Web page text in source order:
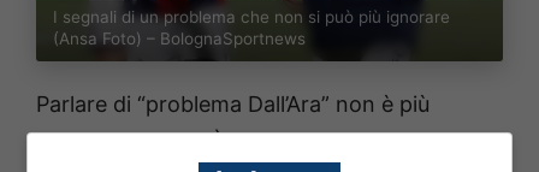
I segnali di un problema che non si può più ignorare
(Ansa Foto) – BolognaSportnews
Parlare di “problema Dall’Ara” non è più